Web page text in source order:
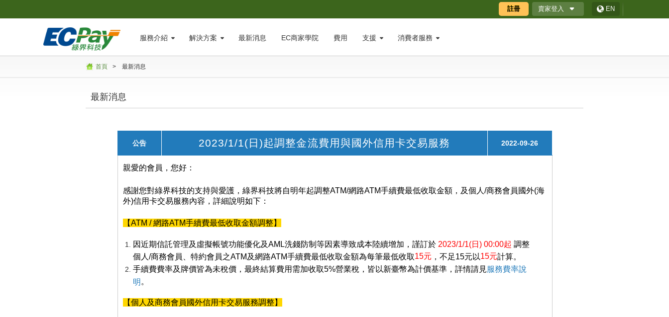
註冊 賣家登入 EN
服務介紹 解決方案 最新消息 EC商家學院 費用 支援 消費者服務
首頁 > 最新消息
最新消息
公告 2023/1/1(日)起調整金流費用與國外信用卡交易服務 2022-09-26
親愛的會員，您好：
感謝您對綠界科技的支持與愛護，綠界科技將自明年起調整ATM/網路ATM手續費最低收取金額，及個人/商務會員國外(海
外)信用卡交易服務內容，詳細說明如下：
【ATM / 網路ATM手續費最低收取金額調整】
因近期信託管理及虛擬帳號功能優化及AML洗錢防制等因素導致成本陸續增加，謹訂於2023/1/1(日) 00:00起 調整
個人/商務會員、特約會員之ATM及網路ATM手續費最低收取金額為每筆最低收取15元 ，不足15元以 15元計算。
手續費費率及牌價皆為未稅價，最終結算費用需加收取5%營業稅，皆以新臺幣為計價基準，詳情請見服務費率說
明 。
【個人及商務會員國外信用卡交易服務調整】